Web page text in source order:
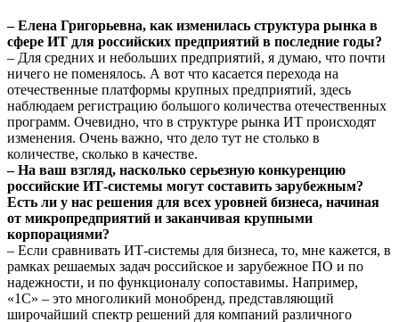
– Елена Григорьевна, как изменилась структура рынка в
сфере ИТ для российских предприятий в последние годы?
– Для средних и небольших предприятий, я думаю, что почти
ничего не поменялось. А вот что касается перехода на
отечественные платформы крупных предприятий, здесь
наблюдаем регистрацию большого количества отечественных
программ. Очевидно, что в структуре рынка ИТ происходят
изменения. Очень важно, что дело тут не столько в
количестве, сколько в качестве.
– На ваш взгляд, насколько серьезную конкуренцию
российские ИТ-системы могут составить зарубежным?
Есть ли у нас решения для всех уровней бизнеса, начиная
от микропредприятий и заканчивая крупными
корпорациями?
– Если сравнивать ИТ-системы для бизнеса, то, мне кажется, в
рамках решаемых задач российское и зарубежное ПО и по
надежности, и по функционалу сопоставимы. Например,
«1С» – это многоликий монобренд, представляющий
широчайший спектр решений для компаний различного